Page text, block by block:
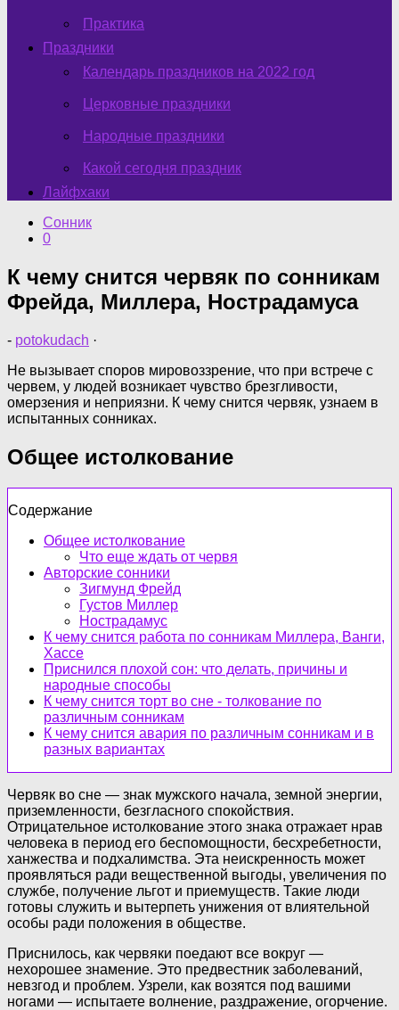
Практика
Праздники
Календарь праздников на 2022 год
Церковные праздники
Народные праздники
Какой сегодня праздник
Лайфхаки
Сонник
0
К чему снится червяк по сонникам
Фрейда, Миллера, Нострадамуса
- potokudach ·
Не вызывает споров мировоззрение, что при встрече с
червем, у людей возникает чувство брезгливости,
омерзения и неприязни. К чему снится червяк, узнаем в
испытанных сонниках.
Общее истолкование
Содержание
Общее истолкование
Что еще ждать от червя
Авторские сонники
Зигмунд Фрейд
Густов Миллер
Нострадамус
К чему снится работа по сонникам Миллера, Ванги,
Хассе
Приснился плохой сон: что делать, причины и
народные способы
К чему снится торт во сне - толкование по
различным сонникам
К чему снится авария по различным сонникам и в
разных вариантах
Червяк во сне — знак мужского начала, земной энергии,
приземленности, безгласного спокойствия.
Отрицательное истолкование этого знака отражает нрав
человека в период его беспомощности, бесхребетности,
ханжества и подхалимства. Эта неискренность может
проявляться ради вещественной выгоды, увеличения по
службе, получение льгот и приемуществ. Такие люди
готовы служить и вытерпеть унижения от влиятельной
особы ради положения в обществе.
Приснилось, как червяки поедают все вокруг —
нехорошее знамение. Это предвестник заболеваний,
невзгод и проблем. Узрели, как возятся под вашими
ногами — испытаете волнение, раздражение, огорчение.